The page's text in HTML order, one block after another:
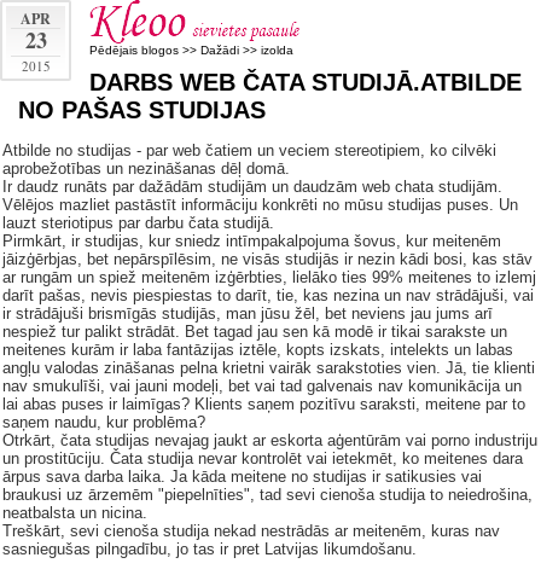
APR
23
2015
Pēdējais blogos >> Dažādi >> izolda
DARBS WEB ČATA STUDIJĀ.ATBILDE
NO PAŠAS STUDIJAS
Atbilde no studijas - par web čatiem un veciem stereotipiem, ko cilvēki
aprobežotības un nezināšanas dēļ domā.
Ir daudz runāts par dažādām studijām un daudzām web chata studijām.
Vēlējos mazliet pastāstīt informāciju konkrēti no mūsu studijas puses. Un
lauzt steriotipus par darbu čata studijā.
Pirmkārt, ir studijas, kur sniedz intīmpakalpojuma šovus, kur meitenēm
jāizģērbjas, bet nepārspīlēsim, ne visās studijās ir nezin kādi bosi, kas stāv
ar rungām un spiež meitenēm izģērbties, lielāko ties 99% meitenes to izlemj
darīt pašas, nevis piespiestas to darīt, tie, kas nezina un nav strādājuši, vai
ir strādājuši brismīgās studijās, man jūsu žēl, bet neviens jau jums arī
nespiež tur palikt strādāt. Bet tagad jau sen kā modē ir tikai sarakste un
meitenes kurām ir laba fantāzijas iztēle, kopts izskats, intelekts un labas
angļu valodas zināšanas pelna krietni vairāk sarakstoties vien. Jā, tie klienti
nav smukulīši, vai jauni modeļi, bet vai tad galvenais nav komunikācija un
lai abas puses ir laimīgas? Klients saņem pozitīvu saraksti, meitene par to
saņem naudu, kur problēma?
Otrkārt, čata studijas nevajag jaukt ar eskorta aģentūrām vai porno industriju
un prostitūciju. Čata studija nevar kontrolēt vai ietekmēt, ko meitenes dara
ārpus sava darba laika. Ja kāda meitene no studijas ir satikusies vai
braukusi uz ārzemēm "piepelnīties", tad sevi cienoša studija to neiedrošina,
neatbalsta un nicina.
Treškārt, sevi cienoša studija nekad nestrādās ar meitenēm, kuras nav
sasniegušas pilngadību, jo tas ir pret Latvijas likumdošanu.